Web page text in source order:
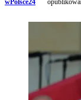
wPolsce24